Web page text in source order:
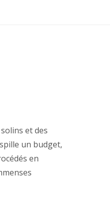
et des
un budget,
en